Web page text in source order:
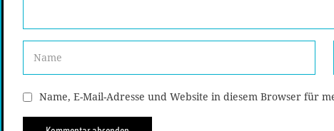
Name, E-Mail-Adresse und Website in diesem Browser für